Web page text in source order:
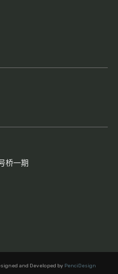
桥一期
and Developed by PenciDesign